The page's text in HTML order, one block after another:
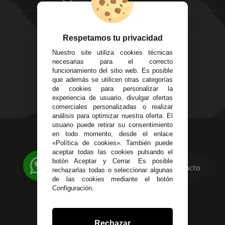
FAQ's
Local 3
Córdoba
14
Alzira - Valencia
C/ Esplugues, 135
Aviso Legal
Devoluciones
Política de Privacidad
Pago Seguro
Terminos y
Condiciones Generales
Políticas de Cookies
623 23 31 98
Atendemos Whatsapp
955 44 45 43/955 44 45 44
info@steielectronica.com
Avenida Plaza de Toros,
Local 3 Écija (Sevilla)
Contacto
Respetamos tu privacidad
Nuestro site utiliza cookies técnicas
necesarias para el correcto
funcionamiento del sitio web. Es posible
que además se utilicen otras categorías
de cookies para personalizar la
experiencia de usuario, divulgar ofertas
comerciales personalizadas o realizar
análisis para optimizar nuestra oferta. El
usuario puede retirar su consentimiento
en todo momento, desde el enlace
«Política de cookies». También puede
aceptar todas las cookies pulsando el
botón Aceptar y Cerrar. Es posible
rechazarlas todas o seleccionar algunas
de las cookies mediante el botón
Configuración.
Rechazar